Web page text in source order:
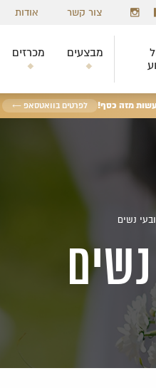
צור קשר אודות
מבצעים מכרזים
מזה כסף! לפרטים בוואטסאפ ←
נשים